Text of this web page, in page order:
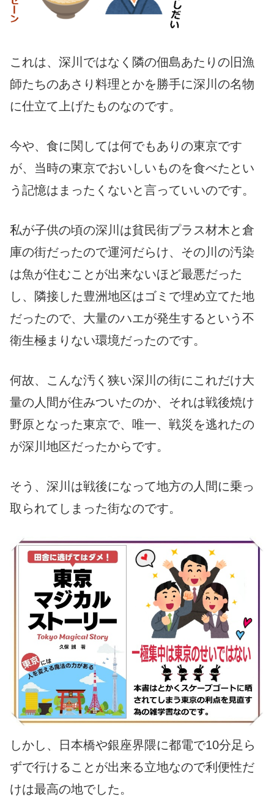
これは、深川ではなく隣の佃島あたりの旧漁
師たちのあさり料理とかを勝手に深川の名物
に仕立て上げたものなのです。
今や、食に関しては何でもありの東京です
が、当時の東京でおいしいものを食べたとい
う記憶はまったくないと言っていいのです。
私が子供の頃の深川は貧民街プラス材木と倉
庫の街だったので運河だらけ、その川の汚染
は魚が住むことが出来ないほど最悪だった
し、隣接した豊洲地区はゴミで埋め立てた地
だったので、大量のハエが発生するという不
衛生極まりない環境だったのです。
何故、こんな汚く狭い深川の街にこれだけ大
量の人間が住みついたのか、それは戦後焼け
野原となった東京で、唯一、戦災を逃れたの
が深川地区だったからです。
そう、深川は戦後になって地方の人間に乗っ
取られてしまった街なのです。
しかし、日本橋や銀座界隈に都電で10分足ら
ずで行けることが出来る立地なので利便性だ
けは最高の地でした。